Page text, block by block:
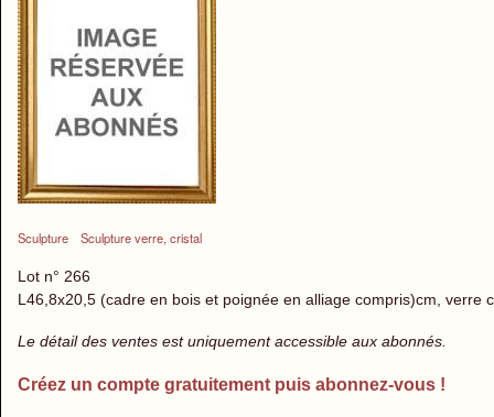
Sculpture Sculpture verre, cristal
Lot n° 266
L46,8x20,5 (cadre en bois et poignée en alliage compris)cm, verre
Le détail des ventes est uniquement accessible aux abonnés.
Créez un compte gratuitement puis abonnez-vous !